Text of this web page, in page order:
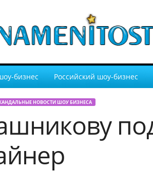
бизнес Российский шоу-бизнес
НОВОСТИ ШОУ БИЗНЕСА